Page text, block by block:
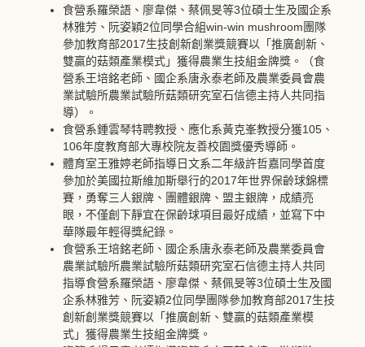
食營系羅榮語、廖韋傑、蔡佩旻等3位碩士生及國企系
林雅芳、阮姿穎2位同學合組win-win mushroom團隊
參加教育部2017生技創新創業獎競賽以「推廣創新、
雙贏的菇類產業模式」獲得農業生技組金牌獎。（食
營系王培銘老師、國企系唐永泰老師及農業委員會農
業試驗所農業試驗所菇類研究室石信德主持人共同指
導）。
食營系鍾雲琴特聘教授、應化系黃克峯教授分獲105、
106年度教育部大專校院友善校園獎優秀導師。
體育室王雅婷老師指導日文系二年級許哲嘉同學首度
參加於美國拉斯維加斯舉行的2017年世界保齡球錦標
賽，勇奪三人銀牌、團體銀牌、盟主銀牌，成績亮
眼，不僅創下靜宜在保齡球項目最好成績，並寫下中
華隊最年輕得獎紀錄。
食營系王培銘老師、國企系唐永泰老師及農業委員會
農業試驗所農業試驗所菇類研究室石信德主持人共同
指導食營系羅榮語、廖韋傑、蔡佩旻等3位碩士生及國
企系林雅芳、阮姿穎2位同學團隊參加教育部2017生技
創新創業獎競賽以「推廣創新、雙贏的菇類產業模
式」獲得農業生技組金牌獎。